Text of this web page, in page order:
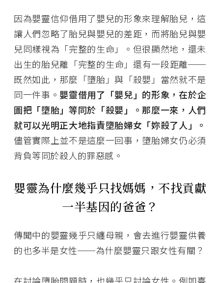
因為嬰靈信仰借用了嬰兒的形象來理解胎兒，這
讓人們忽略了胎兒與嬰兒的差距，而將胎兒與嬰
兒同樣視為「完整的生命」。但很顯然地，還未
出生的胎兒離「完整的生命」還有一段距離──
既然如此，那麼「墮胎」與「殺嬰」當然就不是
同一件事。 嬰靈借用了「嬰兒」的形象，在於企
圖把「墮胎」等同於「殺嬰」。那麼一來，人們
就可以光明正大地指責墮胎婦女「妳殺了人」。
儘管實際上並不是這麼一回事，墮胎婦女仍必須
背負等同於殺人的罪惡感。
嬰靈為什麼幾乎只找媽媽，不找貢獻
一半基因的爸爸？
傳聞中的嬰靈幾乎只纏母親，會去進行嬰靈供養
的也多半是女性──為什麼嬰靈只跟女性有關？